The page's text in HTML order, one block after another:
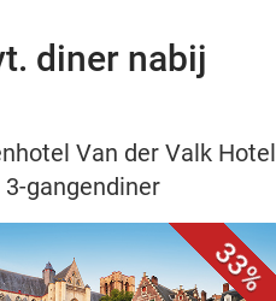
diner nabij
Van der Valk Hotel
gangendiner
33%